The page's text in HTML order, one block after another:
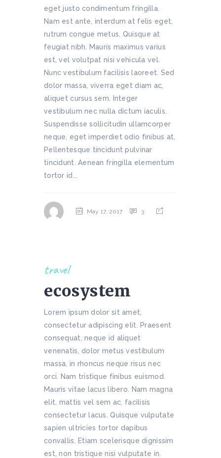
eget justo condimentum fringilla.
Nam est ante, interdum at felis eget,
rutrum congue metus. Quisque at
feugiat nibh. Mauris maximus varius
est, vel volutpat nisi vehicula vel.
Nunc vestibulum facilisis laoreet. Sed
dolor massa, viverra eget diam ac,
aliquet cursus sem. Integer
vestibulum nec nulla dictum iaculis.
Suspendisse sollicitudin ullamcorper
neque, eget imperdiet odio finibus at.
Pellentesque tincidunt pulvinar
tincidunt. Aenean fringilla elementum
tortor id...
May 17, 2017 3
travel
ecosystem
Lorem ipsum dolor sit amet,
consectetur adipiscing elit. Praesent
consequat, neque id aliquet
venenatis, dolor metus vestibulum
massa, in rhoncus neque risus nec
orci. Nam tristique finibus euismod.
Mauris vitae lacus libero. Nam magna
elit, mattis vel sem ac, facilisis
consectetur lacus. Quisque vulputate
sapien ultricies tortor dapibus
convallis. Etiam scelerisque dignissim
est, non tristique nisi vulputate in.